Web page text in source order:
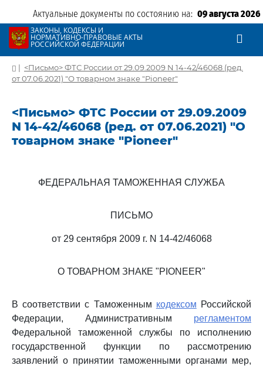
Актуальные документы по состоянию на: 09 августа 2026
ЗАКОНЫ, КОДЕКСЫ И
НОРМАТИВНО-ПРАВОВЫЕ АКТЫ
РОССИЙСКОЙ ФЕДЕРАЦИИ
| <Письмо> ФТС России от 29.09.2009 N 14-42/46068 (ред.
от 07.06.2021) "О товарном знаке "Pioneer"
<Письмо> ФТС России от 29.09.2009
N 14-42/46068 (ред. от 07.06.2021) "О
товарном знаке "Pioneer"
ФЕДЕРАЛЬНАЯ ТАМОЖЕННАЯ СЛУЖБА
ПИСЬМО
от 29 сентября 2009 г. N 14-42/46068
О ТОВАРНОМ ЗНАКЕ "PIONEER"
В соответствии с Таможенным кодексом Российской
Федерации, Административным регламентом
Федеральной таможенной службы по исполнению
государственной функции по рассмотрению
заявлений о принятии таможенными органами мер,